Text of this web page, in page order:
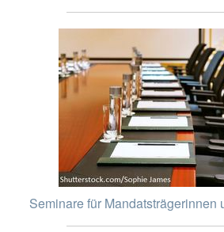
Seminare für Mandatsträgerinnen